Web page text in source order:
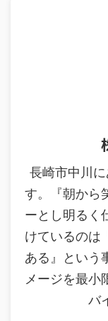
長崎市中川
す。『朝から
ーとし明るく
けているのは
ある』という
メージを最小
バ